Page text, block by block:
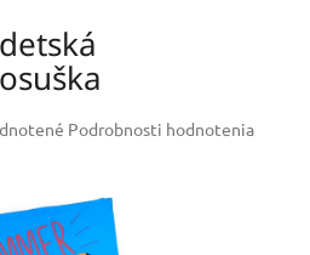
Podrobnosti hodnotenia